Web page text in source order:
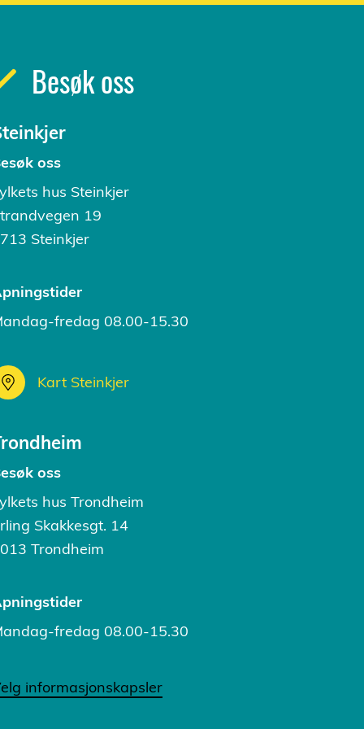
Besøk oss
oss
hus Steinkjer
19
Steinkjer
fredag 08.00-15.30
Kart Steinkjer
oss
hus Trondheim
Skakkesgt. 14
Trondheim
fredag 08.00-15.30
informasjonskapsler